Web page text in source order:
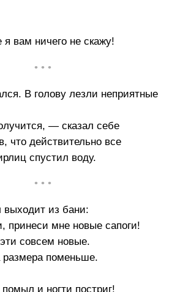
вам ничего не скажу!
• • •
В голову лезли неприятные
— сказал себе
что действительно все
спустил воду.
• • •
из бани:
принеси мне новые сапоги!
совсем новые.
поменьше.
и ногти постриг!